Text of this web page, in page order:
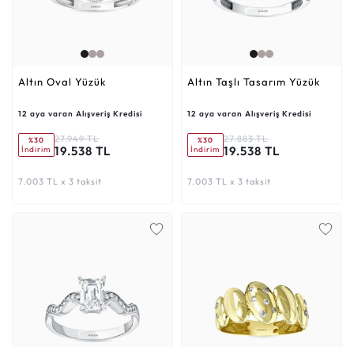
Altın Oval Yüzük
12 aya varan Alışveriş Kredisi
%30
İndirim
27.949 TL
19.538 TL
7.003 TL x 3 taksit
Altın Taşlı Tasarım Yüzük
12 aya varan Alışveriş Kredisi
%30
İndirim
27.883 TL
19.538 TL
7.003 TL x 3 taksit